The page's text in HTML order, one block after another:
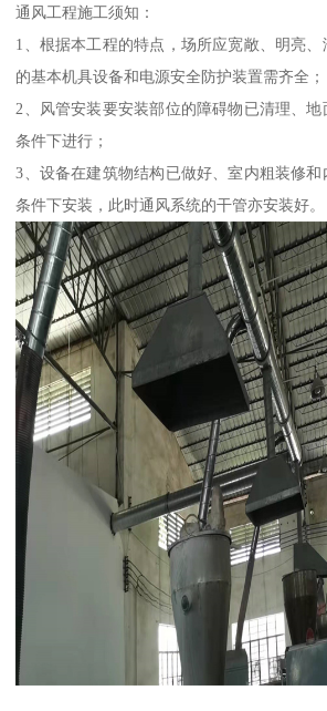
通风工程施工须知：
1、根据本工程的特点，场所应宽敞、明亮
的基本机具设备和电源安全防护装置需齐全；
2、风管安装要安装部位的障碍物已清理、
条件下进行；
3、设备在建筑物结构已做好、室内粗装修
条件下安装，此时通风系统的干管亦安装好。